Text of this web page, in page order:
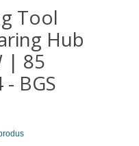
Tool
Hub
| 85
BGS